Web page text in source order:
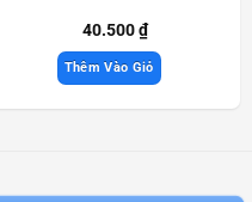
40.500₫
Thêm Vào Giỏ